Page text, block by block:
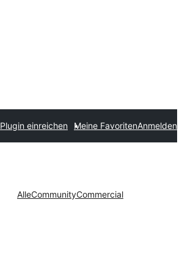
Plugin einreichen Meine FavoritenAnmelden
AlleCommunityCommercial